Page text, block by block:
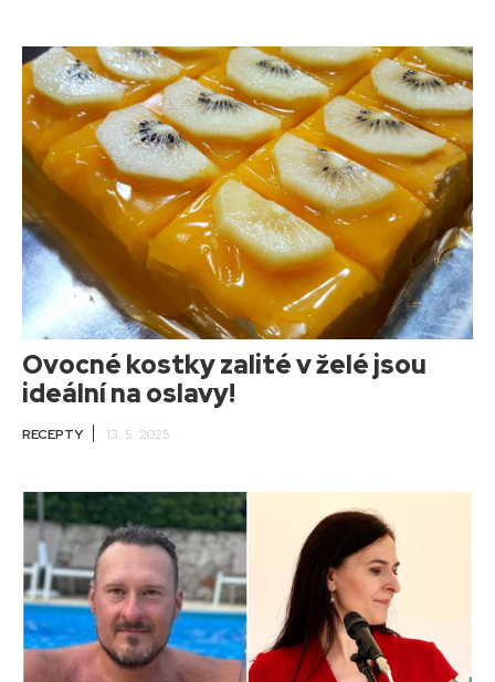
Ovocné kostky zalité v želé jsou
ideální na oslavy!
RECEPTY 13. 5. 2025